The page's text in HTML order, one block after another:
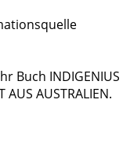
Buch INDIGENIUS
AUS AUSTRALIEN.